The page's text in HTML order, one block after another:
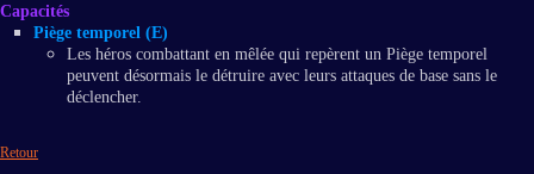
Capacités
Piège temporel (E)
Les héros combattant en mêlée qui repèrent un Piège temporel
peuvent désormais le détruire avec leurs attaques de base sans le
déclencher.
Retour